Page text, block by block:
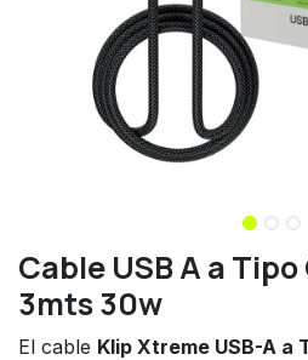
Cable USB A a
3mts 30w
El cable Klip Xtreme USB-A a